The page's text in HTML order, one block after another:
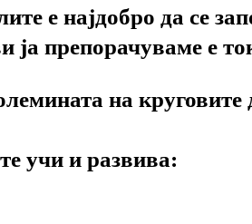
е најдобро да се
ја препорачуваме е
на
учи и развива:⁣